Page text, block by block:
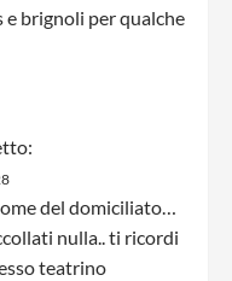
e brignoli per qualche
del domiciliato…
nulla.. ti ricordi
teatrino